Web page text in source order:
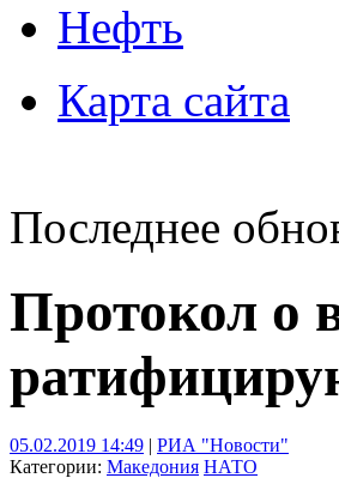
Нефть
Карта сайта
Последнее
Протокол о
05.02.2019 14:49 | РИА "Новости"
Категории: Македония НАТО